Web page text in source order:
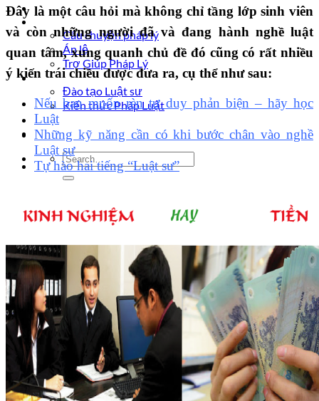
Luật sư tư vấn
Vấn đề pháp lý
Câu chuyện pháp lý
Án lệ
Trợ Giúp Pháp Lý
Nghề Luật
Đào tạo Luật sư
Kiến thức Pháp Luật
Kinh nghiệm – Kỹ năng
Tin tức pháp luật
Đây là một câu hỏi mà không chỉ tầng lớp sinh viên
và còn những người đã và đang hành nghề luật
quan tâm, xung quanh chủ đề đó cũng có rất nhiều
ý kiến trái chiều được đưa ra, cụ thể như sau:
Nếu bạn muốn rèn tư duy phản biện – hãy học
Luật
Những kỹ năng cần có khi bước chân vào nghề
Luật sư
Tự hào hai tiếng “Luật sư”